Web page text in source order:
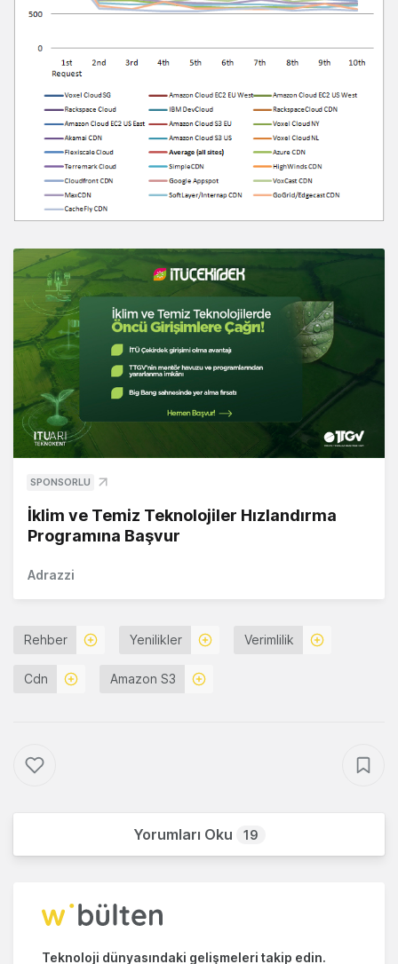
SPONSORLU
İklim ve Temiz Teknolojiler Hızlandırma
Programına Başvur
Adrazzi
Rehber Yenilikler Verimlilik
Cdn Amazon S3
Yorumları Oku 19
Teknoloji dünyasındaki gelişmeleri takip edin.